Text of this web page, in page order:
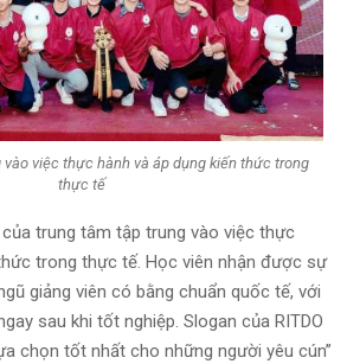
việc thực hành và áp dụng kiến thức trong
thực tế
trung tâm tập trung vào việc thực
trong thực tế. Học viên nhận được sự
giảng viên có bằng chuẩn quốc tế, với
sau khi tốt nghiệp. Slogan của RITDO
chọn tốt nhất cho những người yêu cún”